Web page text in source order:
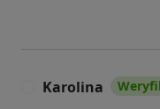
Karolina